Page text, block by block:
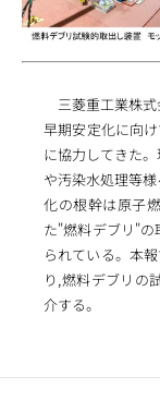
三菱重工業株
早期安定化に向
に協力してきた
や汚染水処理等
化の根幹は原子
た"燃料デブリ"
られている。本
り,燃料デブリの
介する。